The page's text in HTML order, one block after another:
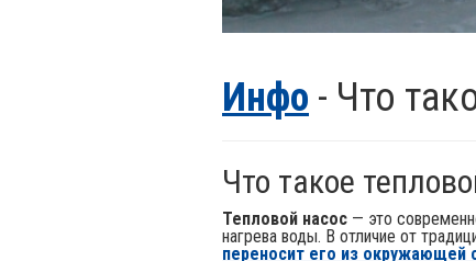
Инфо - Что
Что такое
Тепловой насос — это
нагрева воды. В отличие от
переносит его из окружающей